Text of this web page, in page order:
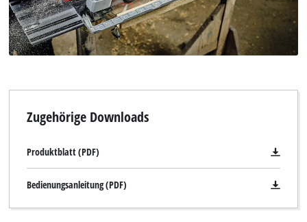
Zugehörige Downloads
Produktblatt (PDF)
Bedienungsanleitung (PDF)